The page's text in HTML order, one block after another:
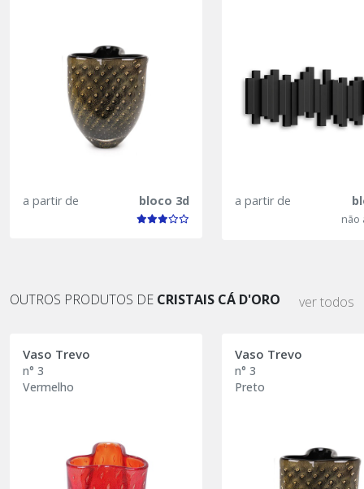
a partir de bloco 3d a partir de
não
OUTROS PRODUTOS DE CRISTAIS CÁ D'ORO ver todos
Vaso Trevo
n° 3
Vermelho
Vaso Trevo
n° 3
Preto